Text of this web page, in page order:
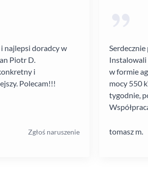
najlepsi doradcy w
Piotr D.
i
Polecam!!!
Zgłoś naruszenie
Instalowali
w formie
mocy 550
tygodnie,
tomasz m.